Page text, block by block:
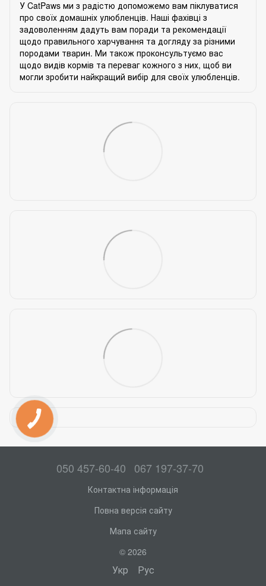
У CatPaws ми з радістю допоможемо вам піклуватися
про своїх домашніх улюбленців. Наші фахівці з
задоволенням дадуть вам поради та рекомендації
щодо правильного харчування та догляду за різними
породами тварин. Ми також проконсультуємо вас
щодо видів кормів та переваг кожного з них, щоб ви
могли зробити найкращий вибір для своїх улюбленців.
050 457-60-40 067 197-37-70
Контактна інформація
Повна версія сайту
Мапа сайту
© 2026
Укр Рус